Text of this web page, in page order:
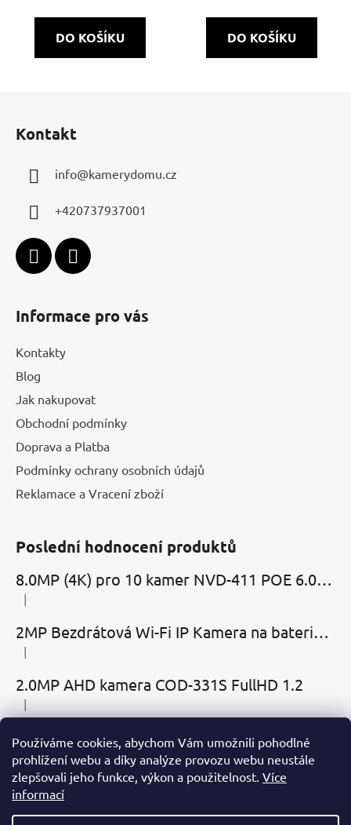
Používáme cookies, abychom Vám umožnili pohodlné
prohlížení webu a díky analýze provozu webu neustále
zlepšovali jeho funkce, výkon a použitelnost. Více
informací
DO KOŠÍKU DO KOŠÍKU
Kontakt
info@kamerydomu.cz
+420737937001
Informace pro vás
Kontakty
Blog
Jak nakupovat
Obchodní podmínky
Doprava a Platba
Podmínky ochrany osobních údajů
Reklamace a Vracení zboží
Poslední hodnocení produktů
8.0MP (4K) pro 10 kamer NVD-411 POE 6.0 Cloud
Hodnocení produktu je 5 z 5 hvězdiček.
|
2MP Bezdrátová Wi-Fi IP Kamera na baterie MBC-Cubic s mikrofonem, reproduktorem a slotem microSD
Hodnocení produktu je 2 z 5 hvězdiček.
|
2.0MP AHD kamera COD-331S FullHD 1.2
Hodnocení produktu je 5 z 5 hvězdiček.
|
Přijímáme online platby